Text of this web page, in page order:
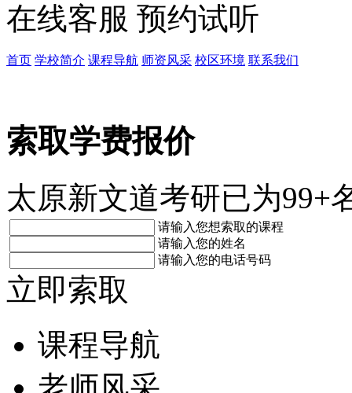
在线客服 预约试听
首页 学校简介 课程导航 师资风采 校区环境 联系我们
索取学费报价
太原新文道考研已为99+
请输入您想索取的课程
请输入您的姓名
请输入您的电话号码
立即索取
课程导航